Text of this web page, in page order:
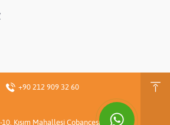
+90 212 909 32 60
Kısım Mahallesi Çobançeşme E-5